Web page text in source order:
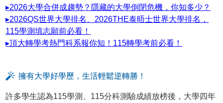
▸2026大學合併成趨勢？隱藏的大學倒閉危機，你知多少？
▸2026QS世界大學排名、2026THE泰晤士世界大學排名，
115學測填志願前必看！
▸頂大轉學考熱門科系報你知！115轉學考前必看！
擁有大學好學歷，生活輕鬆逆轉勝！
許多學生認為115學測、115分科測驗成績放榜後，大學四年